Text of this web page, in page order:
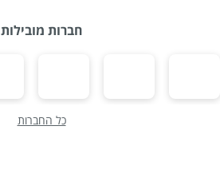
חברות מובילות
כל החברות